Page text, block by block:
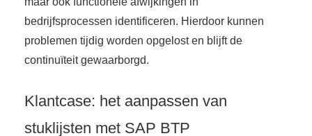
bedrijfsprocessen identificeren. Hierdoor kunnen
problemen tijdig worden opgelost en blijft de
continuïteit gewaarborgd.
Klantcase: het aanpassen van
stuklijsten met SAP BTP